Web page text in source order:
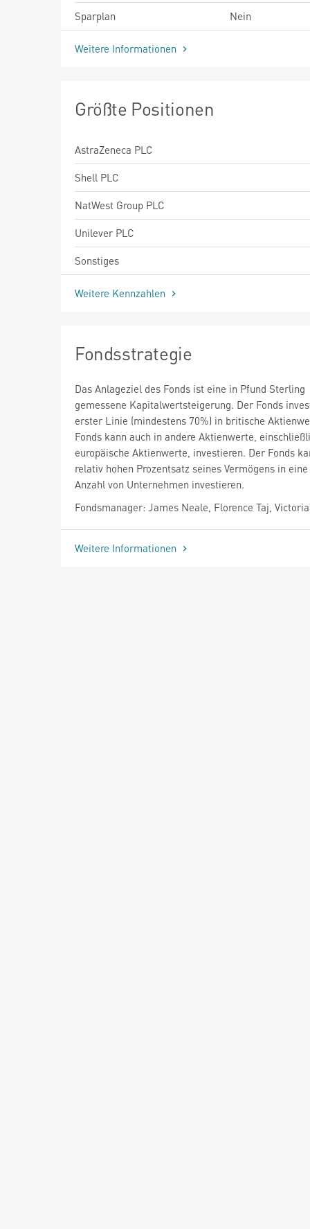
Sparplan
Nein
Weitere Informationen
Größte Positionen
AstraZeneca PLC
Shell PLC
NatWest Group PLC
Unilever PLC
Sonstiges
Weitere Kennzahlen
Fondsstrategie
Das Anlageziel des Fonds ist eine in Pfund Sterling
gemessene Kapitalwertsteigerung. Der Fonds
erster Linie (mindestens 70%) in britische
Fonds kann auch in andere Aktienwerte,
europäische Aktienwerte, investieren. Der Fonds
relativ hohen Prozentsatz seines Vermögens in
Anzahl von Unternehmen investieren.
Fondsmanager: James Neale, Florence Taj,
Weitere Informationen